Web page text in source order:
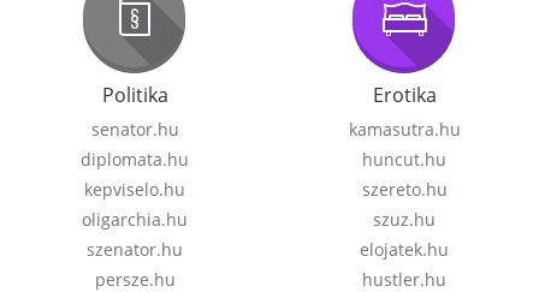
Politika
senator.hu
diplomata.hu
kepviselo.hu
oligarchia.hu
szenator.hu
persze.hu
Erotika
kamasutra.hu
huncut.hu
szereto.hu
szuz.hu
elojatek.hu
hustler.hu